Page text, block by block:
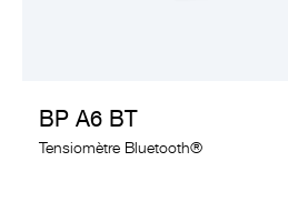
BP A6 BT
Tensiomètre Bluetooth®